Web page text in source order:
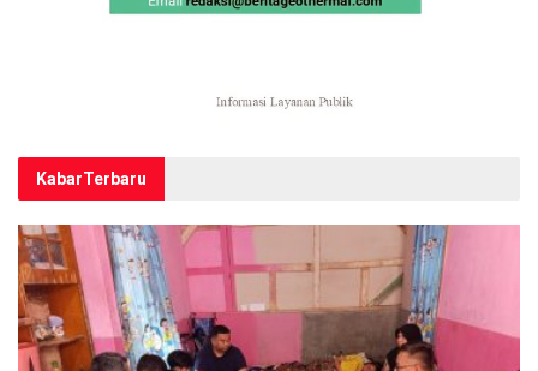
KabarTerbaru